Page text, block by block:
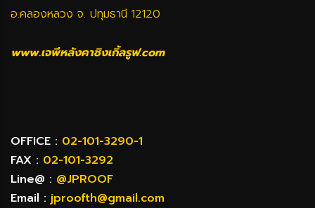
อ.คลองหลวง จ. ปทุมธานี 12120
www.เจพีหลังคาชิงเกิ้ลรูฟ.com
OFFICE : 02-101-3290-1
FAX : 02-101-3292
Line@ : @JPROOF
Email : jproofth@gmail.com